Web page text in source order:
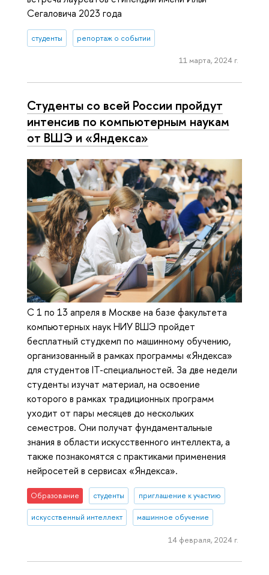
Сегаловича 2023 года
студенты репортаж о событии
11 марта, 2024 г.
Студенты со всей России пройдут
интенсив по компьютерным наукам
от ВШЭ и «Яндекса»
С 1 по 13 апреля в Москве на базе факультета
компьютерных наук НИУ ВШЭ пройдет
бесплатный студкемп по машинному обучению,
организованный в рамках программы «Яндекса»
для студентов IT-специальностей. За две недели
студенты изучат материал, на освоение
которого в рамках традиционных программ
уходит от пары месяцев до нескольких
семестров. Они получат фундаментальные
знания в области искусственного интеллекта, а
также познакомятся с практиками применения
нейросетей в сервисах «Яндекса».
Образование студенты приглашение к участию
искусственный интеллект машинное обучение
14 февраля, 2024 г.